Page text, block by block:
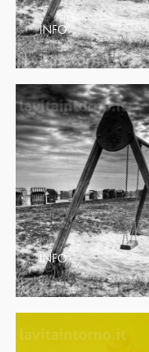
INFO
INFO